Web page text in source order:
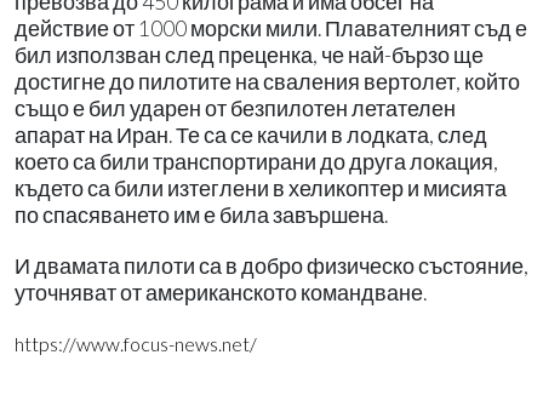
действие от 1000 морски мили. Плавателният съд е
бил използван след преценка, че най-бързо ще
достигне до пилотите на сваления вертолет, който
също е бил ударен от безпилотен летателен
апарат на Иран. Те са се качили в лодката, след
което са били транспортирани до друга локация,
където са били изтеглени в хеликоптер и мисията
по спасяването им е била завършена.
И двамата пилоти са в добро физическо състояние,
уточняват от американското командване.
https://www.focus-news.net/